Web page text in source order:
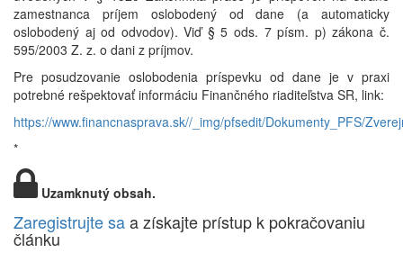
zamestnanca príjem oslobodený od dane (a automaticky
oslobodený aj od odvodov). Viď § 5 ods. 7 písm. p) zákona č.
595/2003 Z. z. o dani z príjmov.
Pre posudzovanie oslobodenia príspevku od dane je v praxi
potrebné rešpektovať informáciu Finančného riaditeľstva SR, link:
https://www.financnasprava.sk//_img/pfsedit/Dokumenty_PFS/
*
Uzamknutý obsah.
Zaregistrujte saa získajte prístup k pokračovaniu
článku